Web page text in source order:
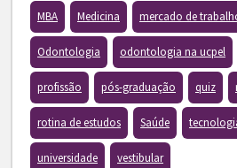
MBA Medicina mercado de
Odontologia odontologia na ucpel
profissão pós-graduação quiz
rotina de estudos Saúde
universidade vestibular